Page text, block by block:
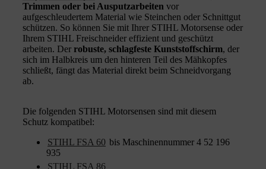
Trimmen oder bei Ausputzarbeiten vor
aufgeschleudertem Material wie Steinchen oder Schnittgut
schützen. So können Sie mit Ihrer STIHL Motorsense oder
Ihrem STIHL Freischneider effizient und geschützt
arbeiten. Der robuste, schlagfeste Kunststoffschirm, der
sich im Halbkreis um den hinteren Teil des Mähkopfes
schließt, fängt das Material direkt beim Schneidvorgang
ab.
Die folgenden STIHL Motorsensen sind mit diesem
Schutz kompatibel:
STIHL FSA 60 bis Maschinennummer 4 52 196
935
STIHL FSA 86